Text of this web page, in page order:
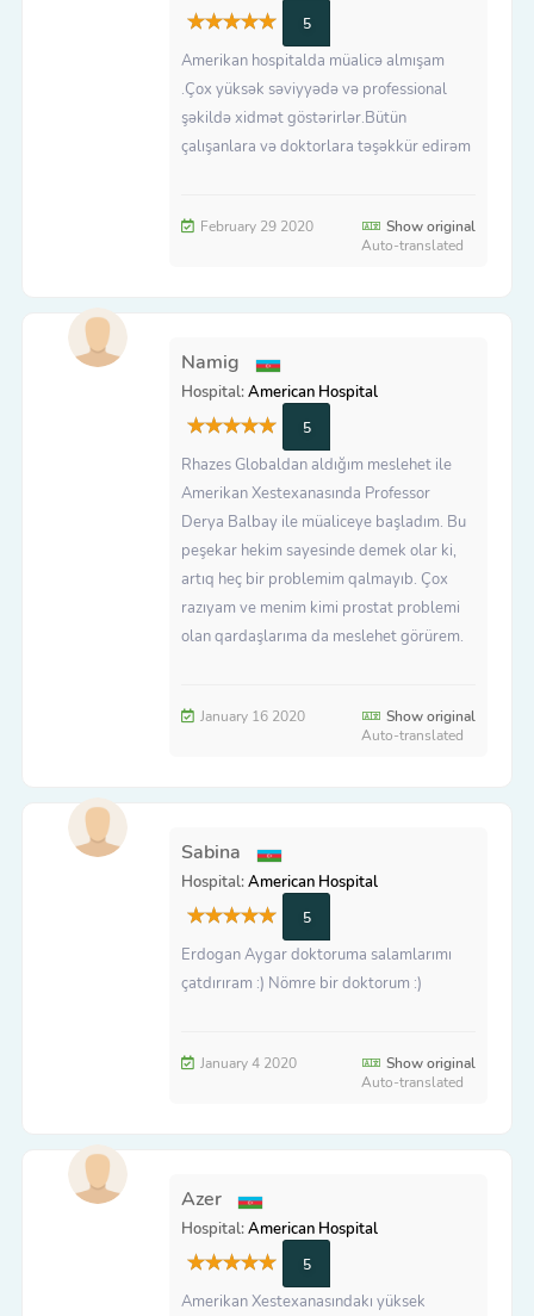
5
Amerikan hospitalda müalicə almışam
.Çox yüksək səviyyədə və professional
şəkildə xidmət göstərirlər.Bütün
çalışanlara və doktorlara təşəkkür edirəm
February 29 2020
Show original
Auto-translated
Namig
Hospital:American Hospital
5
Rhazes Globaldan aldığım meslehet ile
Amerikan Xestexanasında Professor
Derya Balbay ile müaliceye başladım. Bu
peşekar hekim sayesinde demek olar ki,
artıq heç bir problemim qalmayıb. Çox
razıyam ve menim kimi prostat problemi
olan qardaşlarıma da meslehet görürem.
January 16 2020
Show original
Auto-translated
Sabina
Hospital:American Hospital
5
Erdogan Aygar doktoruma salamlarımı
çatdırıram :) Nömre bir doktorum :)
January 4 2020
Show original
Auto-translated
Azer
Hospital:American Hospital
5
Amerikan Xestexanasındakı yüksek